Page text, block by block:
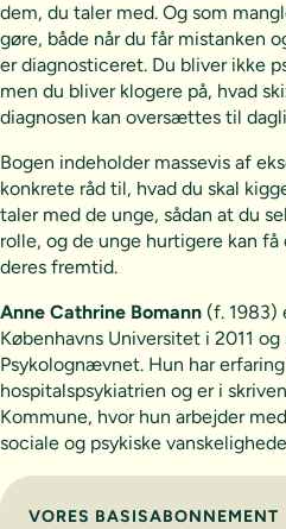
dem, du taler med. Og som
gøre, både når du får mistanken
er diagnosticeret. Du bliver ikke
men du bliver klogere på, hvad
diagnosen kan oversættes til
Bogen indeholder massevis af
konkrete råd til, hvad du skal
taler med de unge, sådan at du
rolle, og de unge hurtigere kan
deres fremtid.
Anne Cathrine Bomann (f. 1983)
Københavns Universitet i 2011
Psykolognævnet. Hun har
hospitalspsykiatrien og er i
Kommune, hvor hun arbejder
sociale og psykiske
Vælg abonnement
VORES BASISABONNEMENT